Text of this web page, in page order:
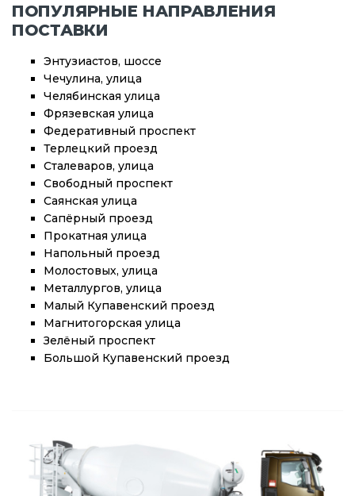
ПОПУЛЯРНЫЕ НАПРАВЛЕНИЯ
ПОСТАВКИ
Энтузиастов, шоссе
Чечулина, улица
Челябинская улица
Фрязевская улица
Федеративный проспект
Терлецкий проезд
Сталеваров, улица
Свободный проспект
Саянская улица
Сапёрный проезд
Прокатная улица
Напольный проезд
Молостовых, улица
Металлургов, улица
Малый Купавенский проезд
Магнитогорская улица
Зелёный проспект
Большой Купавенский проезд